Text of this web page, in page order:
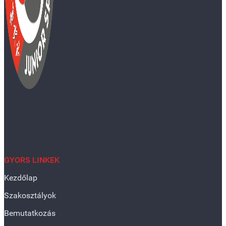
GYORS LINKEK
Kezdőlap
Szakosztályok
Bemutatkozás